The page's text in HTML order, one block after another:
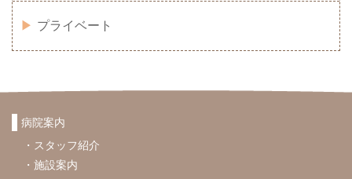
プライベート
病院案内
スタッフ紹介
施設案内